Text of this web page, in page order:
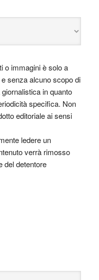
o immagini è solo a
senza alcuno scopo di
in quanto
specifica. Non
editoriale ai sensi
ledere un
verrà rimosso
del detentore